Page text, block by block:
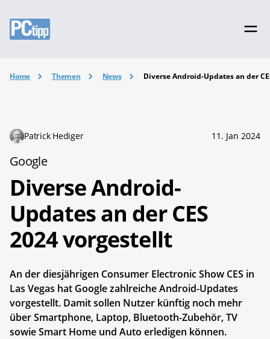
Home Themen News Diverse Android-Updates an der
Patrick Hediger 11. Jan 2024
Google
Diverse Android-
Updates an der CES
2024 vorgestellt
An der diesjährigen Consumer Electronic Show CES in
Las Vegas hat Google zahlreiche Android-Updates
vorgestellt. Damit sollen Nutzer künftig noch mehr
über Smartphone, Laptop, Bluetooth-Zubehör, TV
sowie Smart Home und Auto erledigen können.